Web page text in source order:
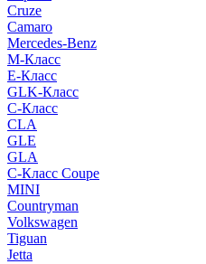
Cruze
Camaro
Mercedes-Benz
M-Класс
E-Класс
GLK-Класс
C-Класс
CLA
GLE
GLA
C-Класс Coupe
MINI
Countryman
Volkswagen
Tiguan
Jetta